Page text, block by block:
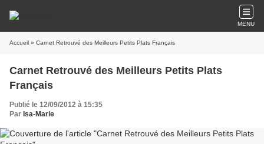
MENU
Accueil » Carnet Retrouvé des Meilleurs Petits Plats Français
Carnet Retrouvé des Meilleurs Petits Plats
Français
Publié le 12/09/2012 à 15:35
Par Isa-Marie